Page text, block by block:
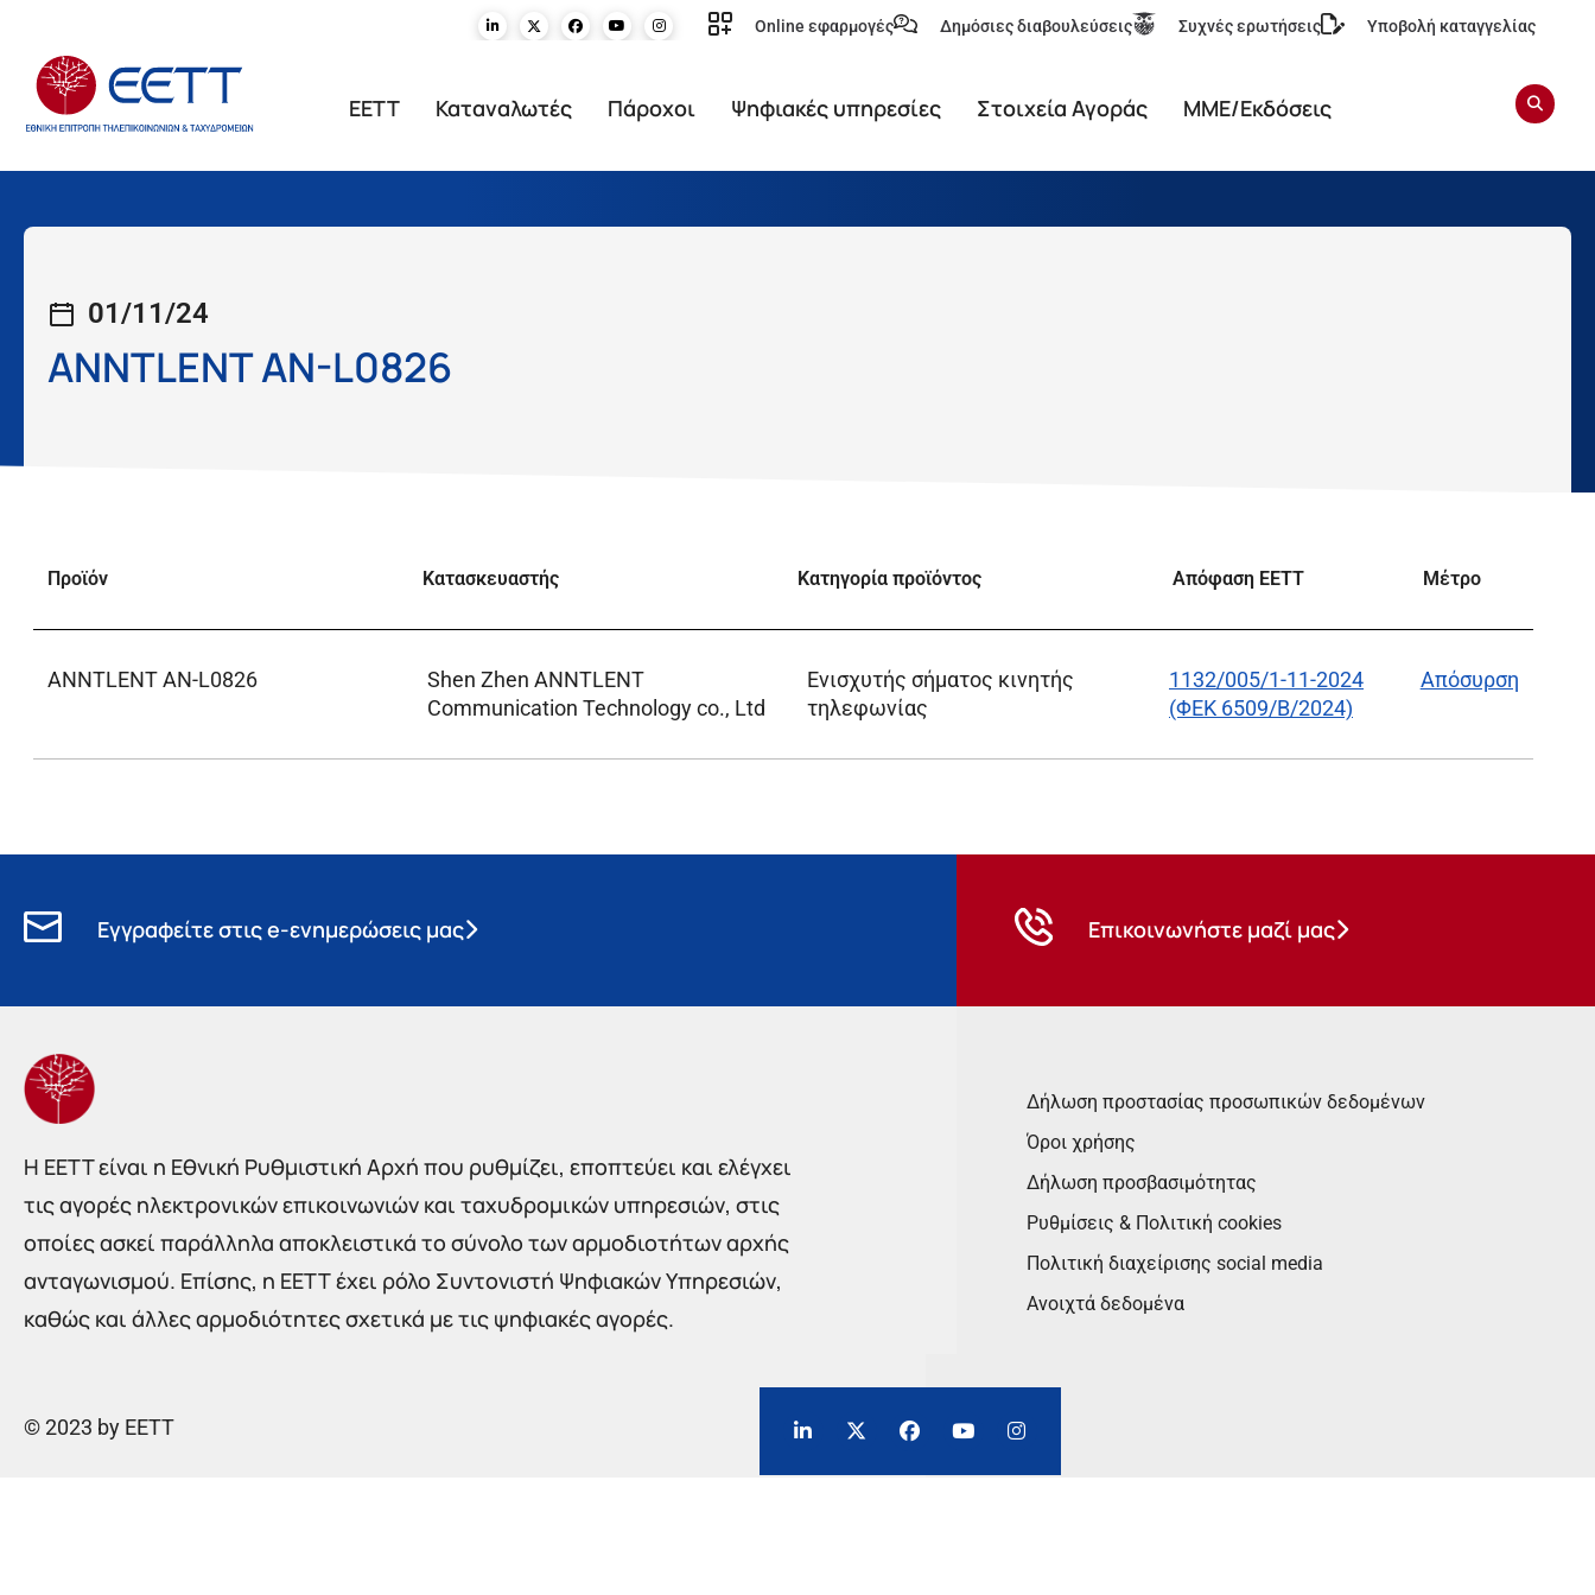
Online εφαρμογές Δημόσιες διαβουλεύσεις Συχνές ερωτήσεις Υποβολή καταγγελίας
ΕΕΤΤ Καταναλωτές Πάροχοι Ψηφιακές υπηρεσίες Στοιχεία Αγοράς ΜΜΕ/Εκδόσεις
01/11/24
ANNTLENT AN-L0826
Προϊόν Κατασκευαστής Κατηγορία προϊόντος Απόφαση ΕΕΤΤ Μέτρο
ANNTLENT AN-L0826
Shen Zhen ANNTLENT
Communication Technology co., Ltd
Ενισχυτής σήματος κινητής
τηλεφωνίας
1132/005/1-11-2024
(ΦΕΚ 6509/Β/2024)
Απόσυρση
Εγγραφείτε στις e-ενημερώσεις μας Επικοινωνήστε μαζί μας
Η EETT είναι η Εθνική Ρυθμιστική Αρχή που ρυθμίζει, εποπτεύει και ελέγχει
τις αγορές ηλεκτρονικών επικοινωνιών και ταχυδρομικών υπηρεσιών, στις
οποίες ασκεί παράλληλα αποκλειστικά το σύνολο των αρμοδιοτήτων αρχής
ανταγωνισμού. Επίσης, η ΕΕΤΤ έχει ρόλο Συντονιστή Ψηφιακών Υπηρεσιών,
καθώς και άλλες αρμοδιότητες σχετικά με τις ψηφιακές αγορές.
Δήλωση προστασίας προσωπικών δεδομένων
Όροι χρήσης
Δήλωση προσβασιμότητας
Ρυθμίσεις & Πολιτική cookies
Πολιτική διαχείρισης social media
Ανοιχτά δεδομένα
© 2023 by EETT